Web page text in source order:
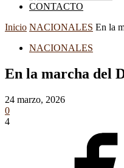
CONTACTO
Inicio NACIONALES En la
NACIONALES
En la marcha del
24 marzo, 2026
0
4